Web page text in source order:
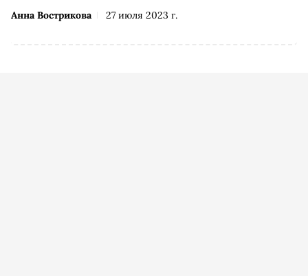
Анна Вострикова 27 июля 2023 г.